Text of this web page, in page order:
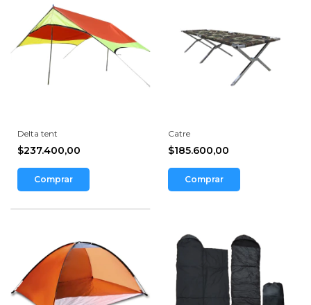
Delta tent
$237.400,00
Comprar
Catre
$185.600,00
Comprar